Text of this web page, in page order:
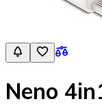
Neno